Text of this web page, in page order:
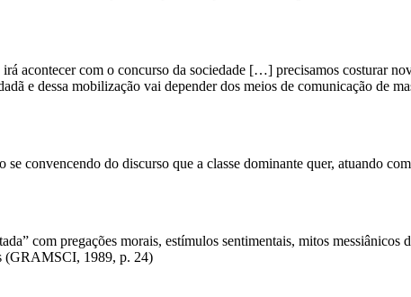
acontecer com o concurso da sociedade […] precisamos costurar
e dessa mobilização vai depender dos meios de comunicação de
se convencendo do discurso que a classe dominante quer, atuando
com pregações morais, estímulos sentimentais, mitos
(GRAMSCI, 1989, p. 24)